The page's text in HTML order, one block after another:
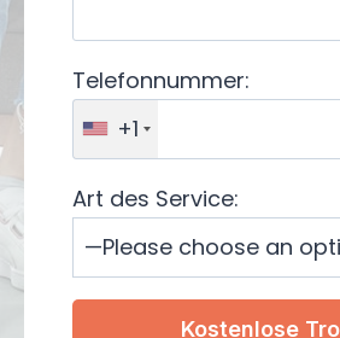
Telefonnummer:
+1
Art des Service: